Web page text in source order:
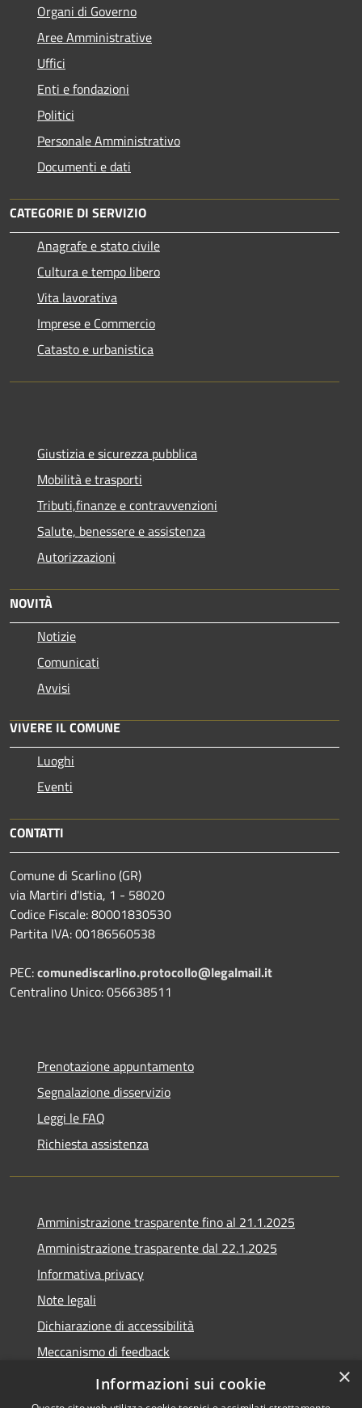
Organi di Governo
Aree Amministrative
Uffici
Enti e fondazioni
Politici
Personale Amministrativo
Documenti e dati
CATEGORIE DI SERVIZIO
Anagrafe e stato civile
Cultura e tempo libero
Vita lavorativa
Imprese e Commercio
Catasto e urbanistica
Giustizia e sicurezza pubblica
Mobilità e trasporti
Tributi,finanze e contravvenzioni
Salute, benessere e assistenza
Autorizzazioni
NOVITÀ
Notizie
Comunicati
Avvisi
VIVERE IL COMUNE
Luoghi
Eventi
CONTATTI
Comune di Scarlino (GR)
via Martiri d'Istia, 1 - 58020
Codice Fiscale: 80001830530
Partita IVA: 00186560538
PEC:comunediscarlino.protocollo@legalmail.it
Centralino Unico: 056638511
Prenotazione appuntamento
Segnalazione disservizio
Leggi le FAQ
Richiesta assistenza
Amministrazione trasparente fino al 21.1.2025
Amministrazione trasparente dal 22.1.2025
Informativa privacy
Note legali
Dichiarazione di accessibilità
Meccanismo di feedback
Whistleblowing
×
Informazioni sui cookie